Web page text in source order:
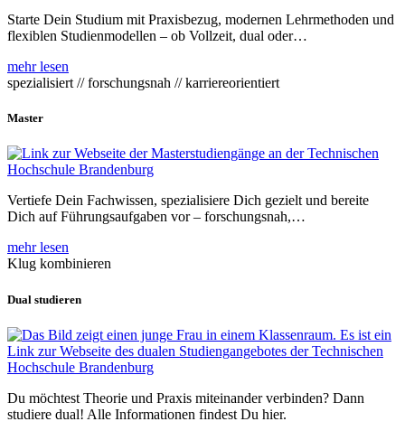
Starte Dein Studium mit Praxisbezug, modernen Lehrmethoden und
flexiblen Studienmodellen – ob Vollzeit, dual oder…
mehr lesen
spezialisiert // forschungsnah // karriereorientiert
Master
Vertiefe Dein Fachwissen, spezialisiere Dich gezielt und bereite
Dich auf Führungsaufgaben vor – forschungsnah,…
mehr lesen
Klug kombinieren
Dual studieren
Du möchtest Theorie und Praxis miteinander verbinden? Dann
studiere dual! Alle Informationen findest Du hier.